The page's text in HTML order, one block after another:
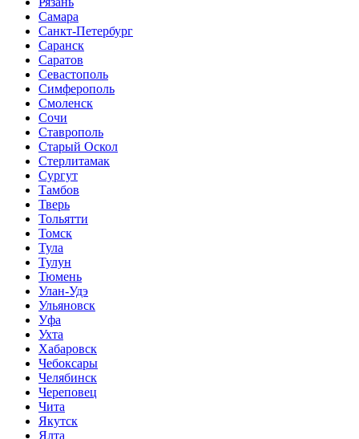
Самара
Санкт-Петербург
Саранск
Саратов
Севастополь
Симферополь
Смоленск
Сочи
Ставрополь
Старый Оскол
Стерлитамак
Сургут
Тамбов
Тверь
Тольятти
Томск
Тула
Тулун
Тюмень
Улан-Удэ
Ульяновск
Уфа
Ухта
Хабаровск
Чебоксары
Челябинск
Череповец
Чита
Якутск
Ялта